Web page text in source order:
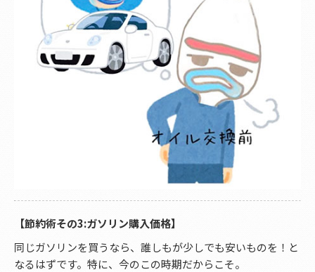
【節約術その3:ガソリン購入価格】
同じガソリンを買うなら、誰しもが少しでも安いものを！と
なるはずです。特に、今のこの時期だからこそ。